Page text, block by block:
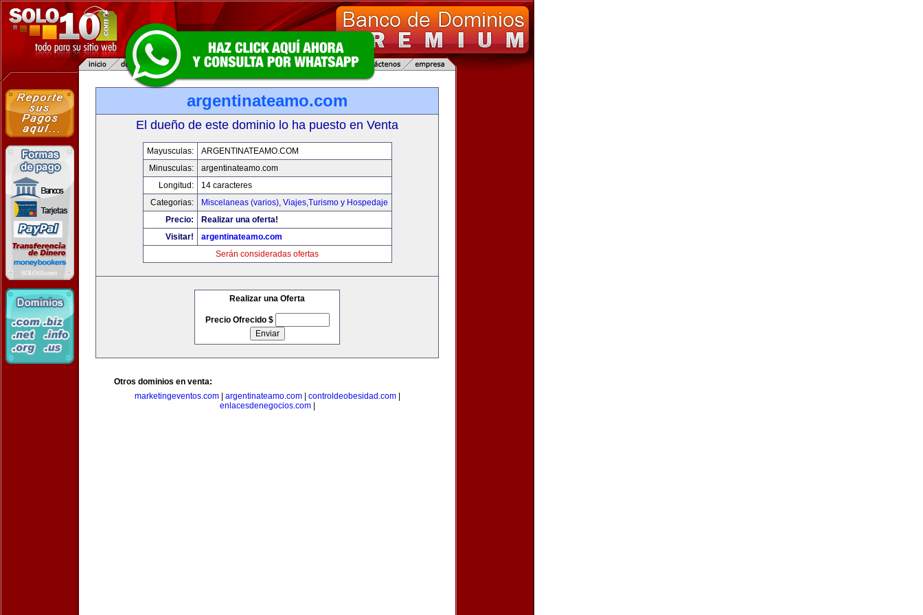
argentinateamo.com
El dueño de este dominio lo ha puesto en Venta
Mayusculas:
ARGENTINATEAMO.COM
Minusculas:
argentinateamo.com
Longitud:
14 caracteres
Categorias:
Miscelaneas (varios), Viajes,Turismo y Hospedaje
Precio:
Realizar una oferta!
Visitar!
argentinateamo.com
Serán consideradas ofertas
Realizar una Oferta
Precio Ofrecido $
Otros dominios en venta:
marketingeventos.com| argentinateamo.com| controldeobesidad.com|
enlacesdenegocios.com|